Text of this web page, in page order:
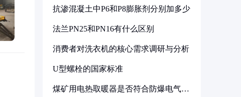
抗渗混凝土中P6和P8膨胀剂分别加多少
法兰PN25和PN16有什么区别
消费者对洗衣机的核心需求调研与分析
U型螺栓的国家标准
煤矿用电热取暖器是否符合防爆电气设